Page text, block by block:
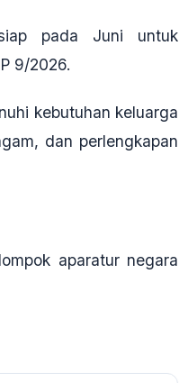
pada Juni untuk
9/2026.
kebutuhan keluarga
dan perlengkapan
aparatur negara